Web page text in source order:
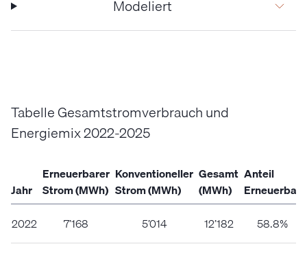
Modeliert
Tabelle Gesamtstromverbrauch und
Energiemix 2022-2025
Jahr
Erneuerbarer
Strom (MWh)
Konventioneller
Strom (MWh)
Gesamt
(MWh)
Anteil
Erneuerbar
2022
7’168 5’014 12’182 58.8%